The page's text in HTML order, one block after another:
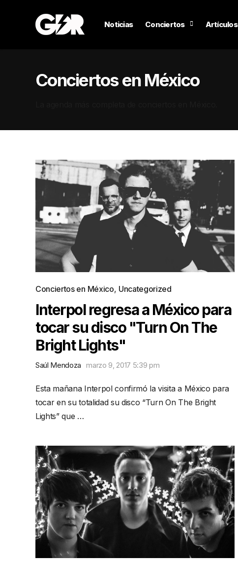
Noticias Conciertos Artículos
Conciertos en México
Conciertos en México, Uncategorized
Interpol regresa a México para
tocar su disco "Turn On The
Bright Lights"
Saúl Mendoza marzo 9, 2017 5:39 pm
Esta mañana Interpol confirmó la visita a México para
tocar en su totalidad su disco “Turn On The Bright
Lights” que …